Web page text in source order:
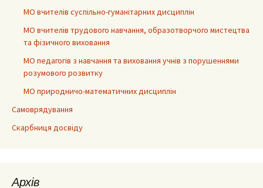
МО вчителів суспільно-гуманітарних дисциплін
МО вчителів трудового навчання, образотворчого мистецтва
та фізичного виховання
МО педагогів з навчання та виховання учнів з порушеннями
розумового розвитку
МО природничо-математичних дисциплін
Самоврядування
Скарбниця досвіду
Архів